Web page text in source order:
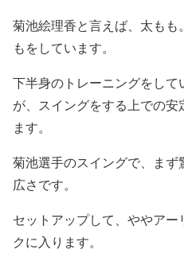
菊池絵理香と言えば、 太もも。
もをしています。
下半身のトレーニングをして
が、スイングをする上での
ます。
菊池選手のスイングで、ま
広さです。
セットアップして、ややア
クに入ります。